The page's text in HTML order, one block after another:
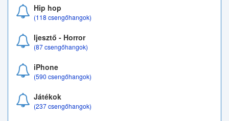
Hip hop
(118 csengőhangok)
Ijesztő - Horror
(87 csengőhangok)
iPhone
(590 csengőhangok)
Játékok
(237 csengőhangok)